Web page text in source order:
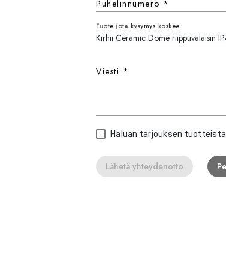
Puhelinnumero *
Tuote jota kysymys koskee
Viesti *
Haluan tarjouksen tuotteista
Lähetä yhteydenotto